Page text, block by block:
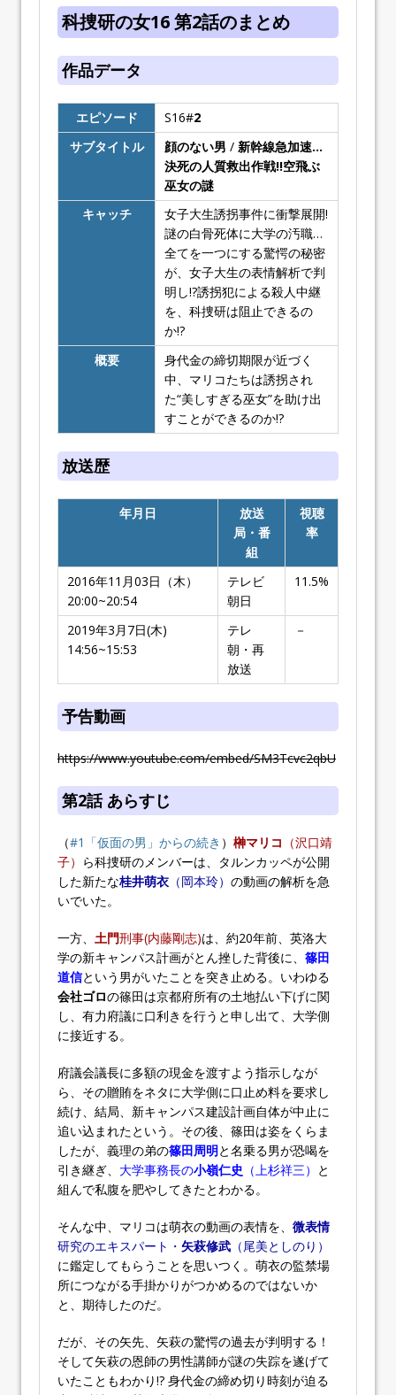
科捜研の女16 第2話のまとめ
作品データ
エピソード S16#2
サブタイトル
顔のない男 / 新幹線急加速…
決死の人質救出作戦!!空飛ぶ
巫女の謎
キャッチ
女子大生誘拐事件に衝撃展開!
謎の白骨死体に大学の汚職…
全てを一つにする驚愕の秘密
が、女子大生の表情解析で判
明し!?誘拐犯による殺人中継
を、科捜研は阻止できるの
か!?
概要
身代金の締切期限が近づく
中、マリコたちは誘拐され
た“美しすぎる巫女”を助け出
すことができるのか!?
放送歴
年月日
放送
局・番
組
視聴
率
2016年11月03日（木）
20:00~20:54
テレビ
朝日
11.5%
2019年3月7日(木)
14:56~15:53
テレ
朝・再
放送
－
予告動画
https://www.youtube.com/embed/SM3Tcvc2qbU
第2話 あらすじ
（#1「仮面の男」からの続き ） 榊マリコ （沢口靖
子） ら科捜研のメンバーは、タルンカッペが公開
した新たな桂井萌衣 （岡本玲） の動画の解析を急
いでいた。
一方、 土門刑事(内藤剛志)は、約20年前、英洛大
学の新キャンパス計画がとん挫した背後に、 篠田
道信という男がいたことを突き止める。いわゆる
会社ゴロの篠田は京都府所有の土地払い下げに関
し、有力府議に口利きを行うと申し出て、大学側
に接近する。
府議会議長に多額の現金を渡すよう指示しなが
ら、その贈賄をネタに大学側に口止め料を要求し
続け、結局、新キャンパス建設計画自体が中止に
追い込まれたという。その後、篠田は姿をくらま
したが、義理の弟の篠田周明と名乗る男が恐喝を
引き継ぎ、 大学事務長の小嶺仁史 （上杉祥三） と
組んで私腹を肥やしてきたとわかる。
そんな中、マリコは萌衣の動画の表情を、 微表情
研究のエキスパート・ 矢萩修武 （尾美としのり）
に鑑定してもらうことを思いつく。萌衣の監禁場
所につながる手掛かりがつかめるのではないか
と、期待したのだ。
だが、その矢先、矢萩の驚愕の過去が判明する！
そして矢萩の恩師の男性講師が謎の失踪を遂げて
いたこともわかり!? 身代金の締め切り時刻が迫る